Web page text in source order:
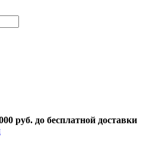
руб. до бесплатной доставки